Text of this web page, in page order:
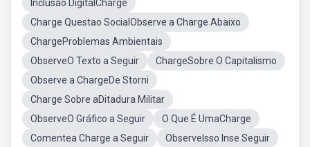
Inclusão DigitalCharge
Charge Questao SocialObserve a Charge Abaixo
ChargeProblemas Ambientais
ObserveO Texto a Seguir
ChargeSobre O Capitalismo
Observe a ChargeDe Storni
Charge Sobre aDitadura Militar
ObserveO Gráfico a Seguir
O Que É UmaCharge
Comentea Charge a Seguir
ObserveIsso Inse Seguir